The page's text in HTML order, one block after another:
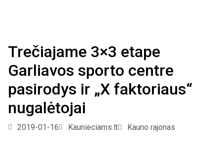
Trečiajame 3×3 etape
Garliavos sporto centre
pasirodys ir „X faktoriaus“
nugalėtojai
2019-01-16 Kaunieciams.lt Kauno rajonas